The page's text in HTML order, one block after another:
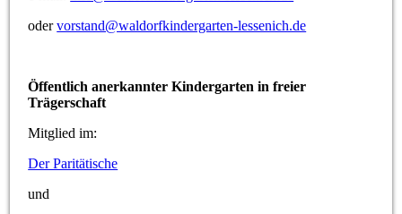
odervorstand@waldorfkindergarten-lessenich.de
Öffentlich anerkannter Kindergarten in freier
Trägerschaft
Mitglied im:
Der Paritätische
und